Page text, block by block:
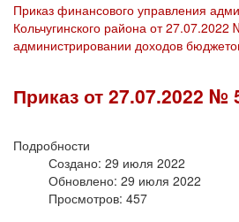
Приказ финансового управления
Кольчугинского района от
администрировании доходов
Приказ от 27.07.2022 №
Подробности
Создано: 29 июля 2022
Обновлено: 29 июля 2022
Просмотров: 457